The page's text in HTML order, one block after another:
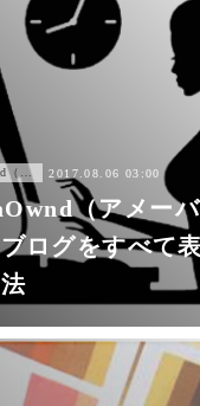
AmebaOwnd（アメーバオウンド）） 2017.08.06 03:00
（アメー
ログをすべて